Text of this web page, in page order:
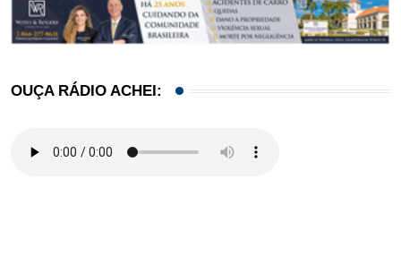
OUÇA RÁDIO ACHEI: